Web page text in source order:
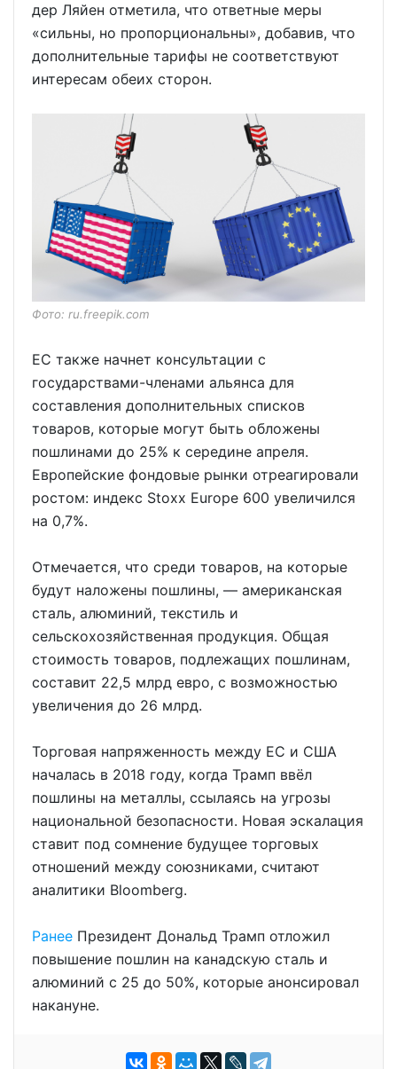
дер Ляйен отметила, что ответные меры
«сильны, но пропорциональны», добавив, что
дополнительные тарифы не соответствуют
интересам обеих сторон.
Фото: ru.freepik.com
ЕС также начнет консультации с
государствами-членами альянса для
составления дополнительных списков
товаров, которые могут быть обложены
пошлинами до 25% к середине апреля.
Европейские фондовые рынки отреагировали
ростом: индекс Stoxx Europe 600 увеличился
на 0,7%.
Отмечается, что среди товаров, на которые
будут наложены пошлины, — американская
сталь, алюминий, текстиль и
сельскохозяйственная продукция. Общая
стоимость товаров, подлежащих пошлинам,
составит 22,5 млрд евро, с возможностью
увеличения до 26 млрд.
Торговая напряженность между ЕС и США
началась в 2018 году, когда Трамп ввёл
пошлины на металлы, ссылаясь на угрозы
национальной безопасности. Новая эскалация
ставит под сомнение будущее торговых
отношений между союзниками, считают
аналитики Bloomberg.
Ранее Президент Дональд Трамп отложил
повышение пошлин на канадскую сталь и
алюминий с 25 до 50%, которые анонсировал
накануне.